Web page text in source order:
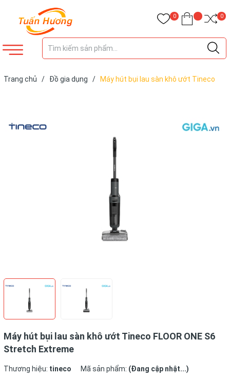
0 0
Trang chủ / Đồ gia dụng /
Máy hút bụi lau sàn khô ướt Tineco
Máy hút bụi lau sàn khô ướt Tineco FLOOR ONE S6
Stretch Extreme
Thương hiệu: tineco Mã sản phẩm: (Đang cập nhật...)